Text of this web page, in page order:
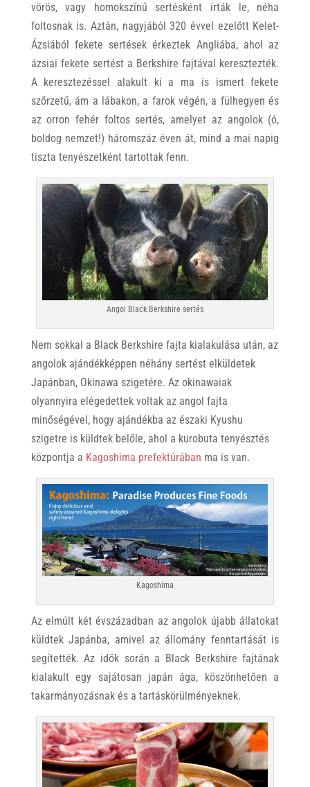
vörös, vagy homokszínű sertésként írták le, néha
foltosnak is. Aztán, nagyjából 320 évvel ezelőtt Kelet-
Ázsiából fekete sertések érkeztek Angliába, ahol az
ázsiai fekete sertést a Berkshire fajtával keresztezték.
A keresztezéssel alakult ki a ma is ismert fekete
szőrzetű, ám a lábakon, a farok végén, a fülhegyen és
az orron fehér foltos sertés, amelyet az angolok (ó,
boldog nemzet!) háromszáz éven át, mind a mai napig
tiszta tenyészetként tartottak fenn.
Angol Black Berkshire sertés
Nem sokkal a Black Berkshire fajta kialakulása után, az
angolok ajándékképpen néhány sertést elküldetek
Japánban, Okinawa szigetére. Az okinawaiak
olyannyira elégedettek voltak az angol fajta
minőségével, hogy ajándékba az északi Kyushu
szigetre is küldtek belőle, ahol a kurobuta tenyésztés
központja a Kagoshima prefektúrában ma is van.
Kagoshima
Az elmúlt két évszázadban az angolok újabb állatokat
küldtek Japánba, amivel az állomány fenntartását is
segítették. Az idők során a Black Berkshire fajtának
kialakult egy sajátosan japán ága, köszönhetően a
takarmányozásnak és a tartáskörülményeknek.